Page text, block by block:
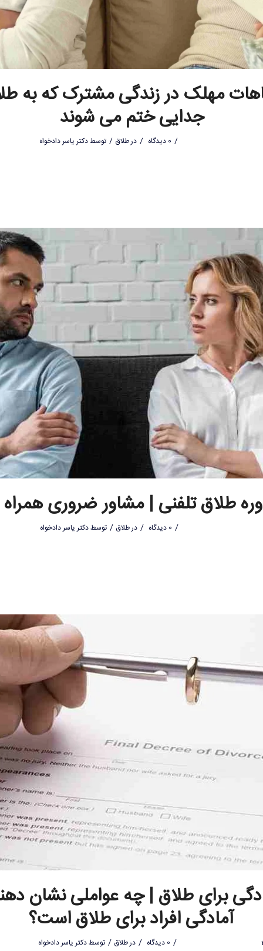
مهلک در زندگی مشترک که به
جدایی ختم می شوند
/ 0 دیدگاه / درطلاق / توسطدکتر یاسر دادخواه
طلاق تلفنی | مشاور ضروری
/ 0 دیدگاه / درطلاق / توسطدکتر یاسر دادخواه
برای طلاق | چه عواملی نشان
آمادگی افراد برای طلاق است؟
/ 0 دیدگاه / درطلاق / توسطدکتر یاسر دادخواه